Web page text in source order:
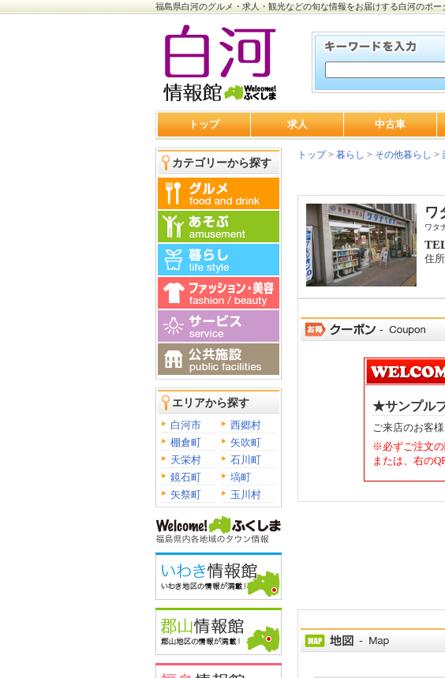
福島県白河のグルメ・求人・観光などの旬な情報をお届けする白河のポー
トップ 求人 中古車
カテゴリーから探す
エリアから探す
白河市
西郷村
棚倉町
矢吹町
天栄村
石川町
鏡石町
塙町
矢祭町
玉川村
トップ> 暮らし > その他暮らし >
ワ
ワタ
住
★サンプル
ご来店のお客
※必ずご注文の
または、右の